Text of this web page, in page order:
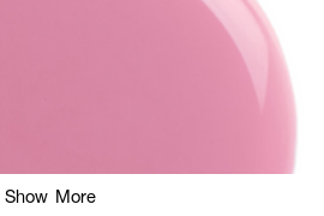
Show More